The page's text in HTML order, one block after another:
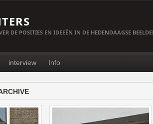
DE POSITIES EN IDEEËN IN DE HEDENDAAGSE
interview Info